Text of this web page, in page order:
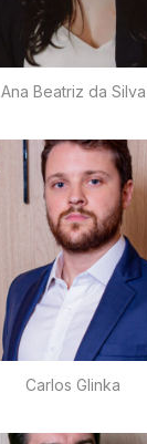
Ana Beatriz da Silva
Carlos Glinka